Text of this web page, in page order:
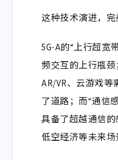
这种技术演进，完
5G-A的“上行超宽
频交互的上行瓶颈
AR/VR、云游戏
了道路；而“通信
具备了超越通信的
低空经济等未来场